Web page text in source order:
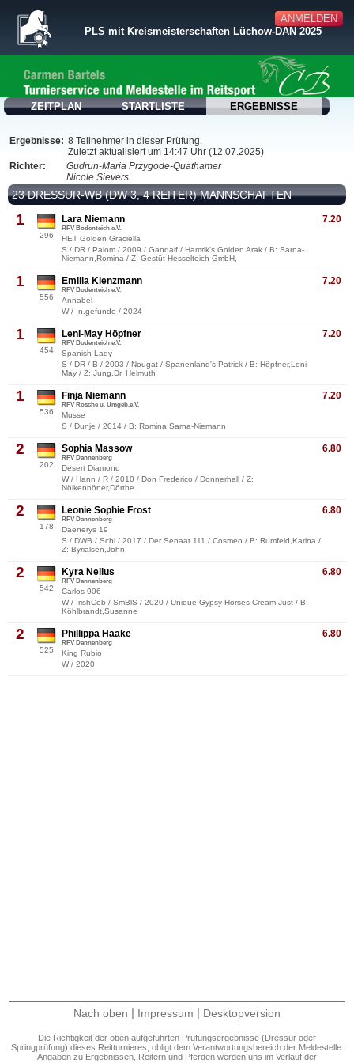
ANMELDEN
PLS mit Kreismeisterschaften Lüchow-DAN 2025
ZEITPLAN STARTLISTE ERGEBNISSE
Ergebnisse: 8 Teilnehmer in dieser Prüfung.
Zuletzt aktualisiert um 14:47 Uhr (12.07.2025)
Richter:
Gudrun-Maria Przygode-Quathamer
Nicole Sievers
23 DRESSUR-WB (DW 3, 4 REITER) MANNSCHAFTEN
1
296
7.20
Lara Niemann
RFV Bodenteich e.V.
HET Golden Graciella
S / DR / Palom / 2009 / Gandalf / Hamrik's Golden Arak / B: Sarna-
Niemann,Romina / Z: Gestüt Hesselteich GmbH,
1
556
7.20
Emilia Klenzmann
RFV Bodenteich e.V.
Annabel
W / -n.gefunde / 2024
1
454
7.20
Leni-May Höpfner
RFV Bodenteich e.V.
Spanish Lady
S / DR / B / 2003 / Nougat / Spanenland's Patrick / B: Höpfner,Leni-
May / Z: Jung,Dr. Helmuth
1
536
7.20
Finja Niemann
RFV Rosche u. Umgeb.e.V.
Musse
S / Dunje / 2014 / B: Romina Sarna-Niemann
2
202
6.80
Sophia Massow
RFV Dannenberg
Desert Diamond
W / Hann / R / 2010 / Don Frederico / Donnerhall / Z:
Nölkenhöner,Dörthe
2
178
6.80
Leonie Sophie Frost
RFV Dannenberg
Daenerys 19
S / DWB / Schi / 2017 / Der Senaat 111 / Cosmeo / B: Rumfeld,Karina /
Z: Byrialsen,John
2
542
6.80
Kyra Nelius
RFV Dannenberg
Carlos 906
W / IrishCob / SmBlS / 2020 / Unique Gypsy Horses Cream Just / B:
Köhlbrandt,Susanne
2
525
6.80
Phillippa Haake
RFV Dannenberg
King Rubio
W / 2020
Nach oben | Impressum | Desktopversion
Die Richtigkeit der oben aufgeführten Prüfungsergebnisse (Dressur oder
Springprüfung) dieses Reitturnieres, obligt dem Verantwortungsbereich der Meldestelle.
Angaben zu Ergebnissen, Reitern und Pferden werden uns im Verlauf der